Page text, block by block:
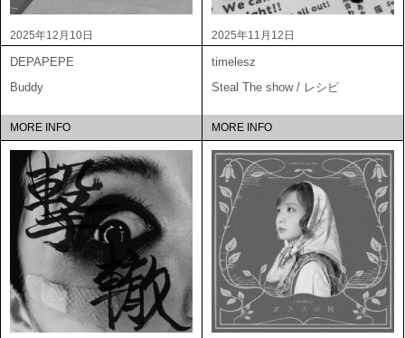
2025年12月10日
DEPAPEPE
Buddy
MORE INFO
2025年11月12日
timelesz
Steal The show / レシピ
MORE INFO